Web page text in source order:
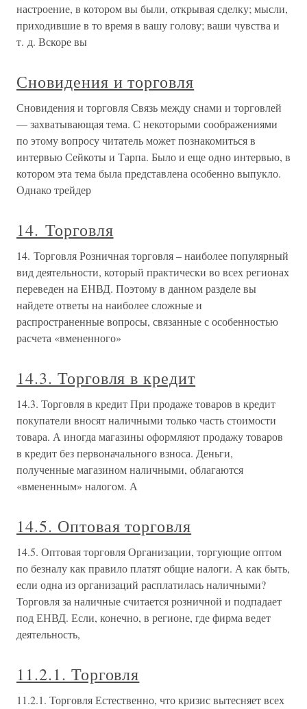
настроение, в котором вы были, открывая сделку; мысли,
приходившие в то время в вашу голову; ваши чувства и
т. д. Вскоре вы
Сновидения и торговля
Сновидения и торговля Связь между снами и торговлей
— захватывающая тема. С некоторыми соображениями
по этому вопросу читатель может познакомиться в
интервью Сейкоты и Тарпа. Было и еще одно интервью, в
котором эта тема была представлена особенно выпукло.
Однако трейдер
14. Торговля
14. Торговля Розничная торговля – наиболее популярный
вид деятельности, который практически во всех регионах
переведен на ЕНВД. Поэтому в данном разделе вы
найдете ответы на наиболее сложные и
распространенные вопросы, связанные с особенностью
расчета «вмененного»
14.3. Торговля в кредит
14.3. Торговля в кредит При продаже товаров в кредит
покупатели вносят наличными только часть стоимости
товара. А иногда магазины оформляют продажу товаров
в кредит без первоначального взноса. Деньги,
полученные магазином наличными, облагаются
«вмененным» налогом. А
14.5. Оптовая торговля
14.5. Оптовая торговля Организации, торгующие оптом
по безналу как правило платят общие налоги. А как быть,
если одна из организаций расплатилась наличными?
Торговля за наличные считается розничной и подпадает
под ЕНВД. Если, конечно, в регионе, где фирма ведет
деятельность,
11.2.1. Торговля
11.2.1. Торговля Естественно, что кризис вытесняет всех